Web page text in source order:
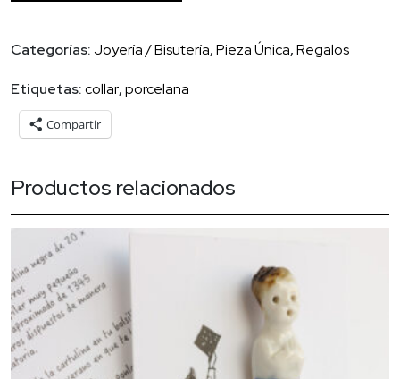
Categorías: Joyería / Bisutería,Pieza Única,Regalos
Etiquetas:collar,porcelana
Compartir
Productos relacionados